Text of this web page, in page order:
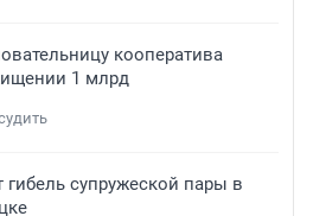
кооператива
1 млрд
гибель супружеской пары в